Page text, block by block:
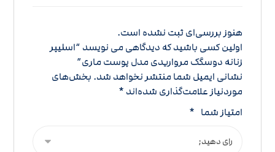
هنوز بررسی‌ای ثبت نشده است.
اولین کسی باشید که دیدگاهی می نویسد “اسلیپر
زنانه دوسگک مرواریدی مدل پوست ماری”
نشانی ایمیل شما منتشر نخواهد شد. بخش‌های
موردنیاز علامت‌گذاری شده‌اند *
امتیاز شما *